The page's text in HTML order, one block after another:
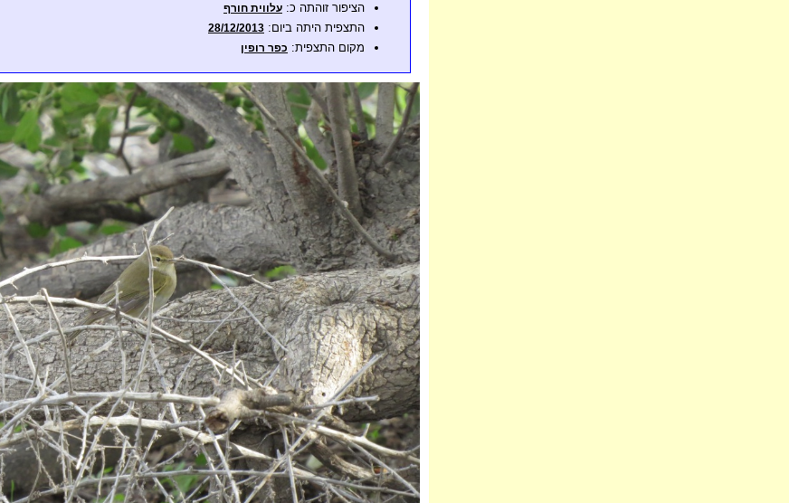
הציפור זוהתה כ: עלווית חורף
התצפית היתה ביום: 28/12/2013
מקום התצפית: כפר רופין